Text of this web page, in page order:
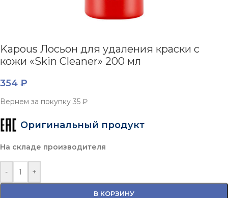
Kapous Лосьон для удаления краски с
кожи «Skin Cleaner» 200 мл
354 ₽
Вернем за покупку 35 ₽
Оригинальный продукт
На складе производителя
- +
В КОРЗИНУ